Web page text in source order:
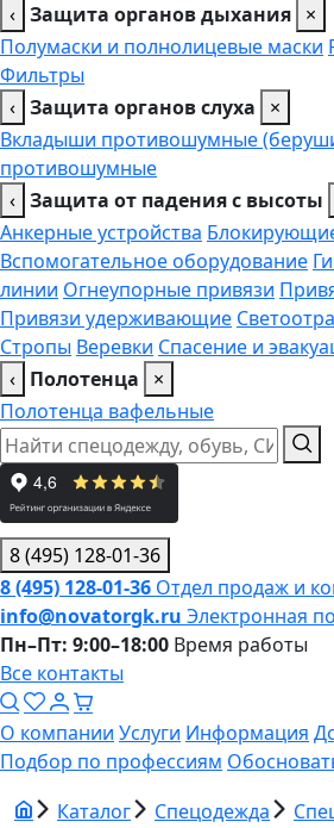
‹ Защита органов дыхания ×
Полумаски и полнолицевые маски
Фильтры
‹ Защита органов слуха
×
Вкладыши противошумные
противошумные
‹ Защита от падения с высоты
Анкерные устройства
Вспомогательное оборудование
линии Огнеупорные привязи
Привязи удерживающие
Стропы Веревки Спасение и
‹ Полотенца
×
Полотенца вафельные
8 (495) 128-01-36
8 (495) 128-01-36 Отдел продаж и
info@novatorgk.ru Электронная
Пн–Пт: 9:00–18:00 Время работы
Все контакты
О компании Услуги Информация
Подбор по профессиям
Каталог
Спецодежда